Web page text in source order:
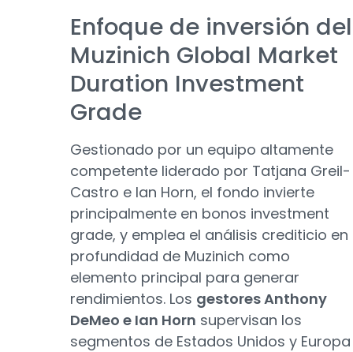
Enfoque de inversión del
Muzinich Global Market
Duration Investment
Grade
Gestionado por un equipo altamente
competente liderado por Tatjana Greil-
Castro e Ian Horn, el fondo invierte
principalmente en bonos investment
grade, y emplea el análisis crediticio en
profundidad de Muzinich como
elemento principal para generar
rendimientos. Los gestores Anthony
DeMeo e Ian Horn supervisan los
segmentos de Estados Unidos y Europa